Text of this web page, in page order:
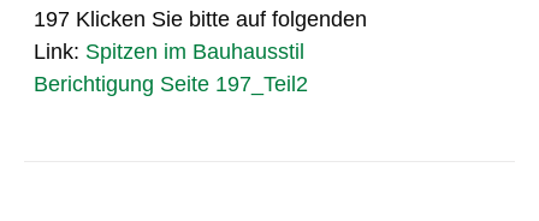
197 Klicken Sie bitte auf folgenden
Link: Spitzen im Bauhausstil
Berichtigung Seite 197_Teil2